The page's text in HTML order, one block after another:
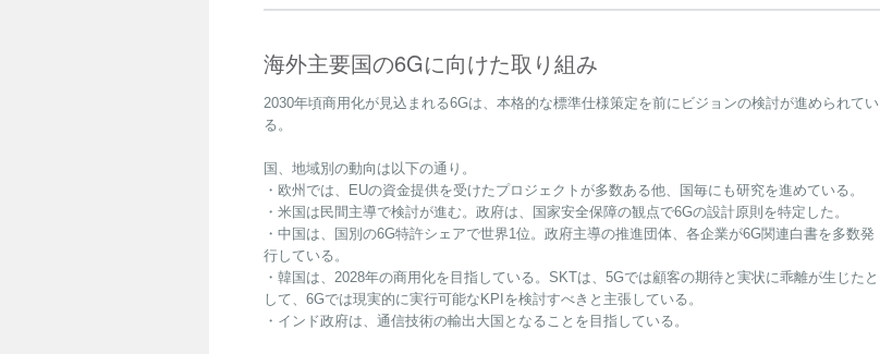
海外主要国の6Gに向けた取り組み
2030年頃商用化が見込まれる6Gは、本格的な標準仕様策定を前にビジョンの検討が進められてい
る。
国、地域別の動向は以下の通り。
・欧州では、EUの資金提供を受けたプロジェクトが多数ある他、国毎にも研究を進めている。
・米国は民間主導で検討が進む。政府は、国家安全保障の観点で6Gの設計原則を特定した。
・中国は、国別の6G特許シェアで世界1位。政府主導の推進団体、各企業が6G関連白書を多数発
行している。
・韓国は、2028年の商用化を目指している。SKTは、5Gでは顧客の期待と実状に乖離が生じたと
して、6Gでは現実的に実行可能なKPIを検討すべきと主張している。
・インド政府は、通信技術の輸出大国となることを目指している。